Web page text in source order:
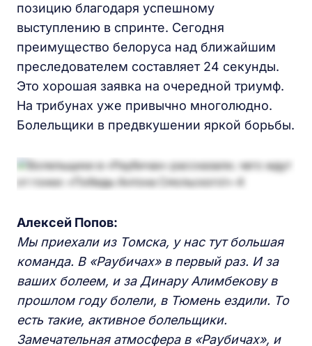
позицию благодаря успешному
выступлению в спринте. Сегодня
преимущество белоруса над ближайшим
преследователем составляет 24 секунды.
Это хорошая заявка на очередной триумф.
На трибунах уже привычно многолюдно.
Болельщики в предвкушении яркой борьбы.
Алексей Попов:
Мы приехали из Томска, у нас тут большая
команда. В «Раубичах» в первый раз. И за
ваших болеем, и за Динару Алимбекову в
прошлом году болели, в Тюмень ездили. То
есть такие, активное болельщики.
Замечательная атмосфера в «Раубичах», и